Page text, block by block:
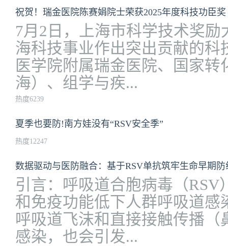
祝贺！瑞金医院陈赛娟院士荣获2025年度科技功臣奖
7月2日，上海市科学技术奖
海科技事业作出突出贡献的科
医学院附属瑞金医院、国家
海）、组学与疾...
热度6239
夏季也要防!南方娃没有“RSV安全季”
热度12247
数据驱动与医防融合：基于RSV单抗筑牢生命早期防
引言：呼吸道合胞病毒（
和免疫功能低下人群呼吸道感
呼吸道飞沫和直接接触传播
感染，也会引发...